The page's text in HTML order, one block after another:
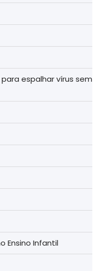
espalhar vírus sem
Ensino Infantil